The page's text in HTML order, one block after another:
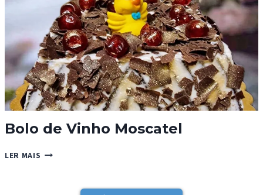
Bolo de Vinho Moscatel
LER MAIS BOLO
MOSCATEL